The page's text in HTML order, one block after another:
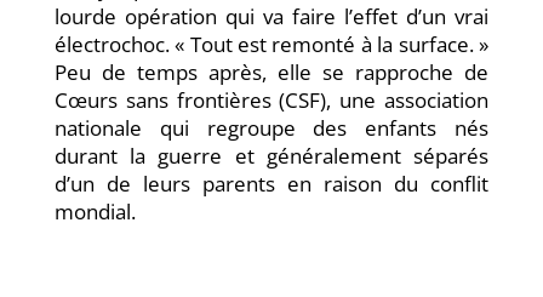
lourde opération qui va faire l’effet d’un vrai
électrochoc. « Tout est remonté à la surface. »
Peu de temps après, elle se rapproche de
Cœurs sans frontières (CSF), une association
nationale qui regroupe des enfants nés
durant la guerre et généralement séparés
d’un de leurs parents en raison du conflit
mondial.